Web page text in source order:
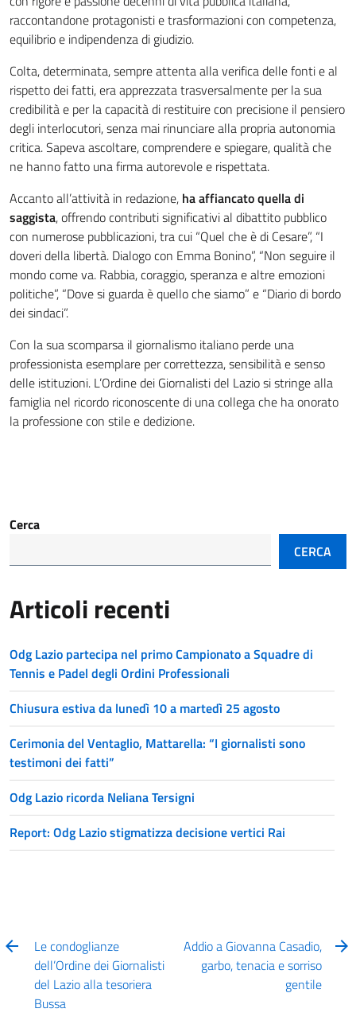
raccontandone protagonisti e trasformazioni con competenza,
equilibrio e indipendenza di giudizio.
Colta, determinata, sempre attenta alla verifica delle fonti e al
rispetto dei fatti, era apprezzata trasversalmente per la sua
credibilità e per la capacità di restituire con precisione il pensiero
degli interlocutori, senza mai rinunciare alla propria autonomia
critica. Sapeva ascoltare, comprendere e spiegare, qualità che
ne hanno fatto una firma autorevole e rispettata.
Accanto all’attività in redazione, ha affiancato quella di
saggista, offrendo contributi significativi al dibattito pubblico
con numerose pubblicazioni, tra cui “Quel che è di Cesare”, “I
doveri della libertà. Dialogo con Emma Bonino”, “Non seguire il
mondo come va. Rabbia, coraggio, speranza e altre emozioni
politiche”, “Dove si guarda è quello che siamo” e “Diario di bordo
dei sindaci”.
Con la sua scomparsa il giornalismo italiano perde una
professionista esemplare per correttezza, sensibilità e senso
delle istituzioni. L’Ordine dei Giornalisti del Lazio si stringe alla
famiglia nel ricordo riconoscente di una collega che ha onorato
la professione con stile e dedizione.
Cerca
CERCA
Articoli recenti
Odg Lazio partecipa nel primo Campionato a Squadre di
Tennis e Padel degli Ordini Professionali
Chiusura estiva da lunedì 10 a martedì 25 agosto
Cerimonia del Ventaglio, Mattarella: “I giornalisti sono
testimoni dei fatti”
Odg Lazio ricorda Neliana Tersigni
Report: Odg Lazio stigmatizza decisione vertici Rai
Le condoglianze
dell’Ordine dei Giornalisti
del Lazio alla tesoriera
Bussa
Addio a Giovanna Casadio,
garbo, tenacia e sorriso
gentile